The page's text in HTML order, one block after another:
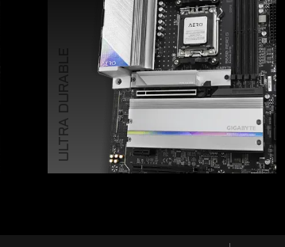
ULTRA DURABLE